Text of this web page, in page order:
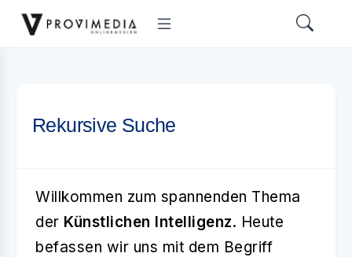
Rekursive Suche
Willkommen zum spannenden Thema
der Künstlichen Intelligenz. Heute
befassen wir uns mit dem Begriff